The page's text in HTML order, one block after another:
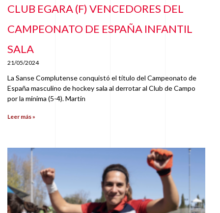
CLUB EGARA (F) VENCEDORES DEL
CAMPEONATO DE ESPAÑA INFANTIL
SALA
21/05/2024
La Sanse Complutense conquistó el título del Campeonato de
España masculino de hockey sala al derrotar al Club de Campo
por la mínima (5-4). Martín
Leer más »